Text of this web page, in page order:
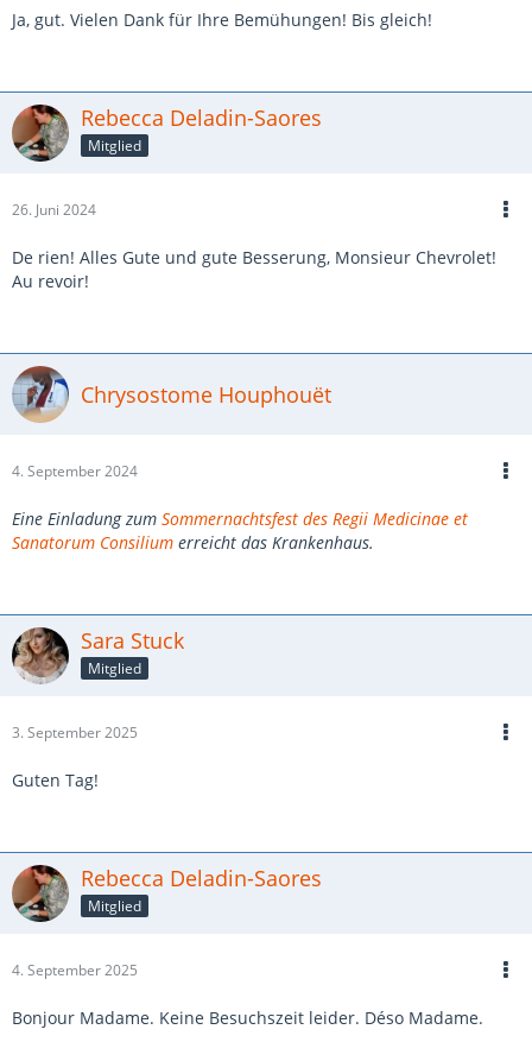
Ja, gut. Vielen Dank für Ihre Bemühungen! Bis gleich!
Rebecca Deladin-Saores
Mitglied
26. Juni 2024
De rien! Alles Gute und gute Besserung, Monsieur Chevrolet!
Au revoir!
Chrysostome Houphouët
4. September 2024
Eine Einladung zum Sommernachtsfest des Regii Medicinae et
Sanatorum Consilium erreicht das Krankenhaus.
Sara Stuck
Mitglied
3. September 2025
Guten Tag!
Rebecca Deladin-Saores
Mitglied
4. September 2025
Bonjour Madame. Keine Besuchszeit leider. Déso Madame.